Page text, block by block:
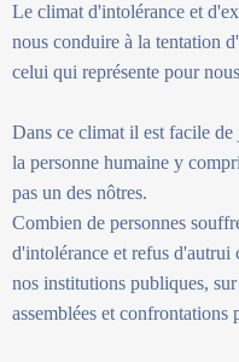
Le climat d'intolérance et
nous conduire à la tentation
celui qui représente pour
Dans ce climat il est facile
la personne humaine y
pas un des nôtres.
Combien de personnes
d'intolérance et refus d'autrui
nos institutions publiques,
assemblées et confrontations